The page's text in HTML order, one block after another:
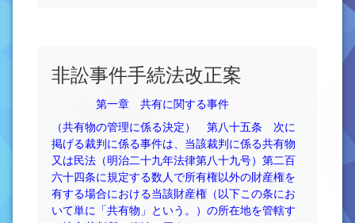
非訟事件手続法改正案
第一章 共有に関する事件
（共有物の管理に係る決定）
第八十五条 次に
掲げる裁判に係る事件は、当該裁判に係る共有物
又は民法（明治二十九年法律第八十九号）第二百
六十四条に規定する数人で所有権以外の財産権を
有する場合における当該財産権（以下この条にお
いて単に「共有物」という。）の所在地を管轄す